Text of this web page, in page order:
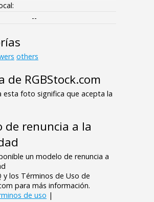
--
others
de RGBStock.com
esta foto significa que acepta la
de renuncia a la
un modelo de renuncia a
y los Términos de Uso de
para más información.
de uso |